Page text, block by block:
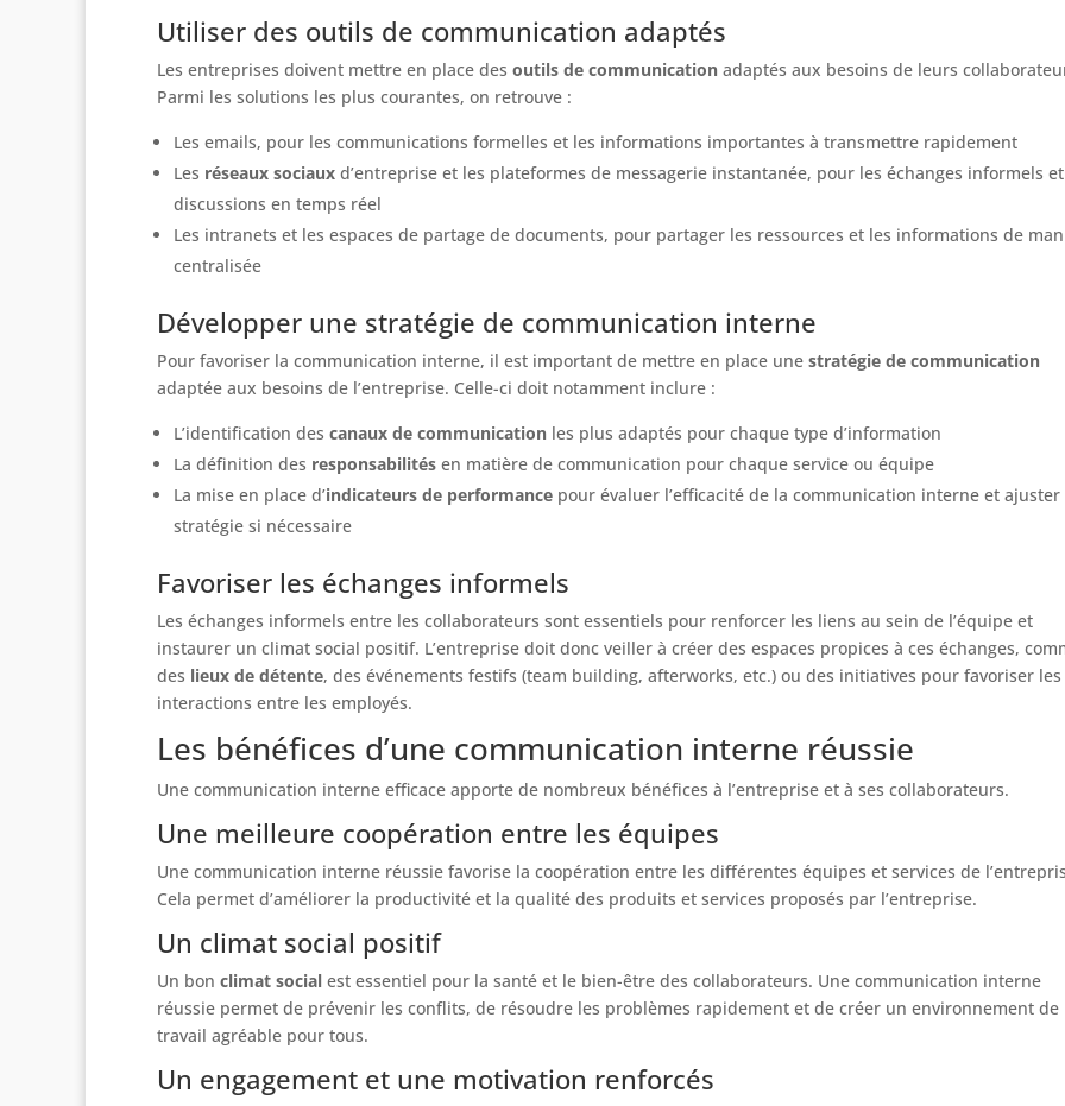
Utiliser des outils de communication adaptés
Les entreprises doivent mettre en place des outils de communication adaptés aux besoins de leurs
Parmi les solutions les plus courantes, on retrouve :
Les emails, pour les communications formelles et les informations importantes à transmettre rapidement
Les réseaux sociaux d’entreprise et les plateformes de messagerie instantanée, pour les échanges informels
discussions en temps réel
Les intranets et les espaces de partage de documents, pour partager les ressources et les informations de
centralisée
Développer une stratégie de communication interne
Pour favoriser la communication interne, il est important de mettre en place une stratégie de communication
adaptée aux besoins de l’entreprise. Celle-ci doit notamment inclure :
L’identification des canaux de communication les plus adaptés pour chaque type d’information
La définition des responsabilités en matière de communication pour chaque service ou équipe
La mise en place d’indicateurs de performance pour évaluer l’efficacité de la communication interne et ajuster
stratégie si nécessaire
Favoriser les échanges informels
Les échanges informels entre les collaborateurs sont essentiels pour renforcer les liens au sein de l’équipe et
instaurer un climat social positif. L’entreprise doit donc veiller à créer des espaces propices à ces échanges,
des lieux de détente, des événements festifs (team building, afterworks, etc.) ou des initiatives pour favoriser les
interactions entre les employés.
Les bénéfices d’une communication interne réussie
Une communication interne efficace apporte de nombreux bénéfices à l’entreprise et à ses collaborateurs.
Une meilleure coopération entre les équipes
Une communication interne réussie favorise la coopération entre les différentes équipes et services de
Cela permet d’améliorer la productivité et la qualité des produits et services proposés par l’entreprise.
Un climat social positif
Un bon climat social est essentiel pour la santé et le bien-être des collaborateurs. Une communication interne
réussie permet de prévenir les conflits, de résoudre les problèmes rapidement et de créer un environnement de
travail agréable pour tous.
Un engagement et une motivation renforcés